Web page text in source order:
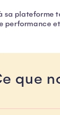
performance
que